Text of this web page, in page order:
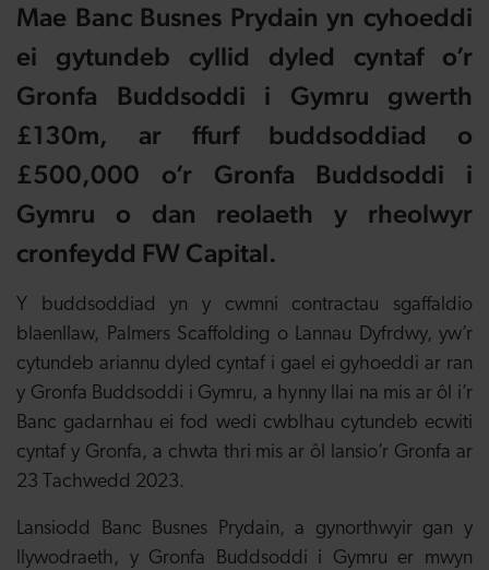
Mae Banc Busnes Prydain yn cyhoeddi
ei gytundeb cyllid dyled cyntaf o’r
Gronfa Buddsoddi i Gymru gwerth
£130m, ar ffurf buddsoddiad o
£500,000 o’r Gronfa Buddsoddi i
Gymru o dan reolaeth y rheolwyr
cronfeydd FW Capital.
Y buddsoddiad yn y cwmni contractau sgaffaldio
blaenllaw, Palmers Scaffolding o Lannau Dyfrdwy, yw’r
cytundeb ariannu dyled cyntaf i gael ei gyhoeddi ar ran
y Gronfa Buddsoddi i Gymru, a hynny llai na mis ar ôl i’r
Banc gadarnhau ei fod wedi cwblhau cytundeb ecwiti
cyntaf y Gronfa, a chwta thri mis ar ôl lansio’r Gronfa ar
23 Tachwedd 2023.
Lansiodd Banc Busnes Prydain, a gynorthwyir gan y
llywodraeth, y Gronfa Buddsoddi i Gymru er mwyn